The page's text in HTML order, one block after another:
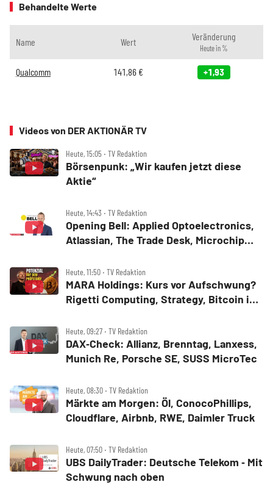
Behandelte Werte
Name Wert Veränderung
Heute in %
Qualcomm 141,86€ +1,93
Videos von DER AKTIONÄR TV
Heute, 15:05 ‧ TV Redaktion
Börsenpunk: „Wir kaufen jetzt diese
Aktie“
Heute, 14:43 ‧ TV Redaktion
Opening Bell: Applied Optoelectronics,
Atlassian, The Trade Desk, Microchip
Digital
Heute, 11:50 ‧ TV Redaktion
MARA Holdings: Kurs vor Aufschwung?
Rigetti Computing, Strategy, Bitcoin in
Heute, 09:27 ‧ TV Redaktion
DAX‑Check: Allianz, Brenntag, Lanxess,
Munich Re, Porsche SE, SUSS MicroTec
Heute, 08:30 ‧ TV Redaktion
Märkte am Morgen: Öl, ConocoPhillips,
Cloudflare, Airbnb, RWE, Daimler Truck
Heute, 07:50 ‧ TV Redaktion
UBS DailyTrader: Deutsche Telekom ‑ Mit
Schwung nach oben